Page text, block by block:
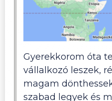
Gyerekkorom óta
vállalkozó leszek,
magam
szabad legyek és